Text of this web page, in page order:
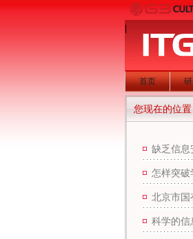
首页
您现在的位置
缺乏信息
怎样突破
北京市国
科学的信